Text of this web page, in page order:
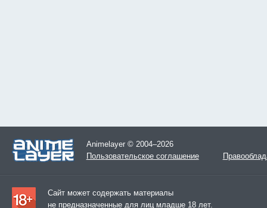
Animelayer © 2004–2026
Пользовательское соглашение
Сайт может содержать материалы
не предназначенные для лиц младше 18 лет.